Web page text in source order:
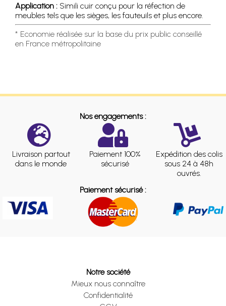
Application : Simili cuir conçu pour la réfection de
meubles tels que les sièges, les fauteuils et plus encore.
* Economie réalisée sur la base du prix public conseillé
en France métropolitaine
Nos engagements :
Livraison partout
dans le monde
Paiement 100%
sécurisé
Expédition des colis
sous 24 à 48h
ouvrés.
Paiement sécurisé :
Notre société
Mieux nous connaître
Confidentialité